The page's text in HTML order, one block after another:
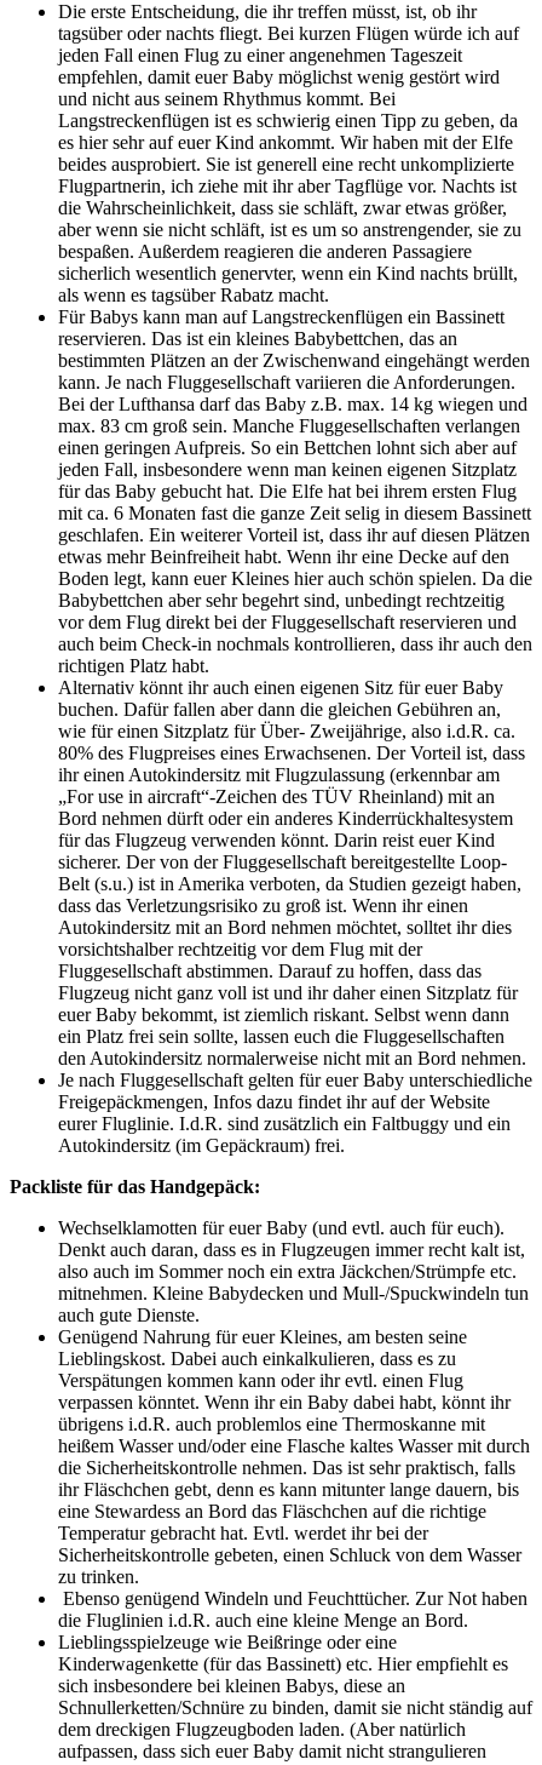
Die erste Entscheidung, die ihr treffen müsst, ist, ob ihr
tagsüber oder nachts fliegt. Bei kurzen Flügen würde ich auf
jeden Fall einen Flug zu einer angenehmen Tageszeit
empfehlen, damit euer Baby möglichst wenig gestört wird
und nicht aus seinem Rhythmus kommt. Bei
Langstreckenflügen ist es schwierig einen Tipp zu geben, da
es hier sehr auf euer Kind ankommt. Wir haben mit der Elfe
beides ausprobiert. Sie ist generell eine recht unkomplizierte
Flugpartnerin, ich ziehe mit ihr aber Tagflüge vor. Nachts ist
die Wahrscheinlichkeit, dass sie schläft, zwar etwas größer,
aber wenn sie nicht schläft, ist es um so anstrengender, sie zu
bespaßen. Außerdem reagieren die anderen Passagiere
sicherlich wesentlich genervter, wenn ein Kind nachts brüllt,
als wenn es tagsüber Rabatz macht.
Für Babys kann man auf Langstreckenflügen ein Bassinett
reservieren. Das ist ein kleines Babybettchen, das an
bestimmten Plätzen an der Zwischenwand eingehängt werden
kann. Je nach Fluggesellschaft variieren die Anforderungen.
Bei der Lufthansa darf das Baby z.B. max. 14 kg wiegen und
max. 83 cm groß sein. Manche Fluggesellschaften verlangen
einen geringen Aufpreis. So ein Bettchen lohnt sich aber auf
jeden Fall, insbesondere wenn man keinen eigenen Sitzplatz
für das Baby gebucht hat. Die Elfe hat bei ihrem ersten Flug
mit ca. 6 Monaten fast die ganze Zeit selig in diesem Bassinett
geschlafen. Ein weiterer Vorteil ist, dass ihr auf diesen Plätzen
etwas mehr Beinfreiheit habt. Wenn ihr eine Decke auf den
Boden legt, kann euer Kleines hier auch schön spielen. Da die
Babybettchen aber sehr begehrt sind, unbedingt rechtzeitig
vor dem Flug direkt bei der Fluggesellschaft reservieren und
auch beim Check-in nochmals kontrollieren, dass ihr auch den
richtigen Platz habt.
Alternativ könnt ihr auch einen eigenen Sitz für euer Baby
buchen. Dafür fallen aber dann die gleichen Gebühren an,
wie für einen Sitzplatz für Über- Zweijährige, also i.d.R. ca.
80% des Flugpreises eines Erwachsenen. Der Vorteil ist, dass
ihr einen Autokindersitz mit Flugzulassung (erkennbar am
„For use in aircraft“-Zeichen des TÜV Rheinland) mit an
Bord nehmen dürft oder ein anderes Kinderrückhaltesystem
für das Flugzeug verwenden könnt. Darin reist euer Kind
sicherer. Der von der Fluggesellschaft bereitgestellte Loop-
Belt (s.u.) ist in Amerika verboten, da Studien gezeigt haben,
dass das Verletzungsrisiko zu groß ist. Wenn ihr einen
Autokindersitz mit an Bord nehmen möchtet, solltet ihr dies
vorsichtshalber rechtzeitig vor dem Flug mit der
Fluggesellschaft abstimmen. Darauf zu hoffen, dass das
Flugzeug nicht ganz voll ist und ihr daher einen Sitzplatz für
euer Baby bekommt, ist ziemlich riskant. Selbst wenn dann
ein Platz frei sein sollte, lassen euch die Fluggesellschaften
den Autokindersitz normalerweise nicht mit an Bord nehmen.
Je nach Fluggesellschaft gelten für euer Baby unterschiedliche
Freigepäckmengen, Infos dazu findet ihr auf der Website
eurer Fluglinie. I.d.R. sind zusätzlich ein Faltbuggy und ein
Autokindersitz (im Gepäckraum) frei.
Packliste für das Handgepäck:
Wechselklamotten für euer Baby (und evtl. auch für euch).
Denkt auch daran, dass es in Flugzeugen immer recht kalt ist,
also auch im Sommer noch ein extra Jäckchen/Strümpfe etc.
mitnehmen. Kleine Babydecken und Mull-/Spuckwindeln tun
auch gute Dienste.
Genügend Nahrung für euer Kleines, am besten seine
Lieblingskost. Dabei auch einkalkulieren, dass es zu
Verspätungen kommen kann oder ihr evtl. einen Flug
verpassen könntet. Wenn ihr ein Baby dabei habt, könnt ihr
übrigens i.d.R. auch problemlos eine Thermoskanne mit
heißem Wasser und/oder eine Flasche kaltes Wasser mit durch
die Sicherheitskontrolle nehmen. Das ist sehr praktisch, falls
ihr Fläschchen gebt, denn es kann mitunter lange dauern, bis
eine Stewardess an Bord das Fläschchen auf die richtige
Temperatur gebracht hat. Evtl. werdet ihr bei der
Sicherheitskontrolle gebeten, einen Schluck von dem Wasser
zu trinken.
Ebenso genügend Windeln und Feuchttücher. Zur Not haben
die Fluglinien i.d.R. auch eine kleine Menge an Bord.
Lieblingsspielzeuge wie Beißringe oder eine
Kinderwagenkette (für das Bassinett) etc. Hier empfiehlt es
sich insbesondere bei kleinen Babys, diese an
Schnullerketten/Schnüre zu binden, damit sie nicht ständig auf
dem dreckigen Flugzeugboden laden. (Aber natürlich
aufpassen, dass sich euer Baby damit nicht strangulieren